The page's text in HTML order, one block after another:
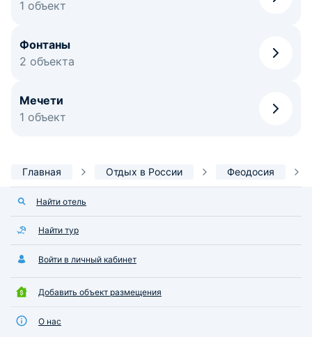
1 объект
Фонтаны
2 объекта
Мечети
1 объект
Главная Отдых в России Феодосия
Найти отель
Найти тур
Войти в личный кабинет
Добавить объект размещения
О нас